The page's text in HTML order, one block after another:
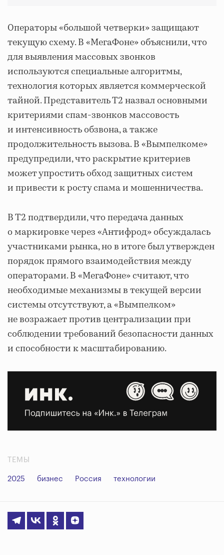
Операторы «большой четверки» защищают
текущую схему. В «МегаФоне» объяснили, что
для выявления массовых звонков
используются специальные алгоритмы,
технология которых является коммерческой
тайной. Представитель Т2 назвал основными
критериями спам-звонков массовость
и интенсивность обзвона, а также
продолжительность вызова. В «Вымпелкоме»
предупредили, что раскрытие критериев
может упростить обход защитных систем
и привести к росту спама и мошенничества.
В Т2 подтвердили, что передача данных
о маркировке через «Антифрод» обсуждалась
участниками рынка, но в итоге был утвержден
порядок прямого взаимодействия между
операторами. В «МегаФоне» считают, что
необходимые механизмы в текущей версии
системы отсутствуют, а «Вымпелком»
не возражает против централизации при
соблюдении требований безопасности данных
и способности к масштабированию.
ТЕМЫ
2025 бизнес Россия технологии